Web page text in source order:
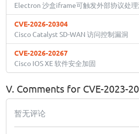
Electron 沙盒iframe可触发外部协议处
CVE-2026-20304
Cisco Catalyst SD-WAN 访问控制漏洞
CVE-2026-20267
Cisco IOS XE 软件安全加固
V. Comments for CVE-2023-
暂无评论